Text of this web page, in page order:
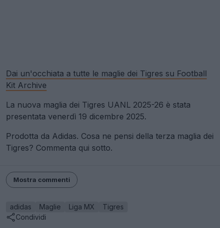
Dai un'occhiata a tutte le maglie dei Tigres su Football
Kit Archive
La nuova maglia dei Tigres UANL 2025-26 è stata
presentata venerdì 19 dicembre 2025.
Prodotta da Adidas. Cosa ne pensi della terza maglia dei
Tigres? Commenta qui sotto.
Mostra commenti
adidas Maglie Liga MX
Tigres
Condividi